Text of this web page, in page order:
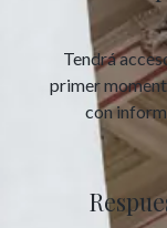
Tendrá
primer
con